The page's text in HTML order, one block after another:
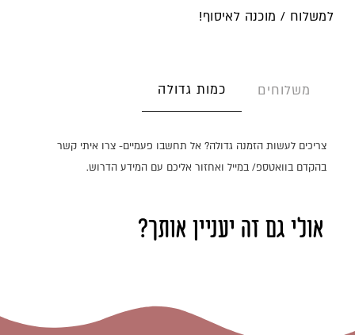
למשלוח / מוכנה לאיסוף!
משלוחים כמות גדולה
צריכים לעשות הזמנה גדולה? אל תחשבו פעמיים- צרו איתי קשר
בהקדם בוואטספ/ במייל ואחזור אליכם עם המידע הדרוש.
אולי גם זה יעניין אותך?